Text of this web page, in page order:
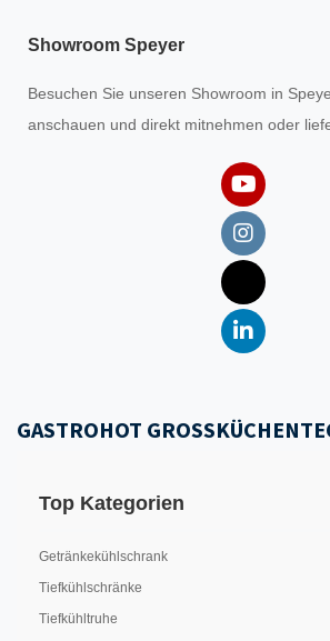
Showroom Speyer
Besuchen Sie unseren Showroom in
anschauen und direkt mitnehmen oder
GASTROHOT
Top Kategorien
Getränkekühlschrank
Tiefkühlschränke
Tiefkühltruhe